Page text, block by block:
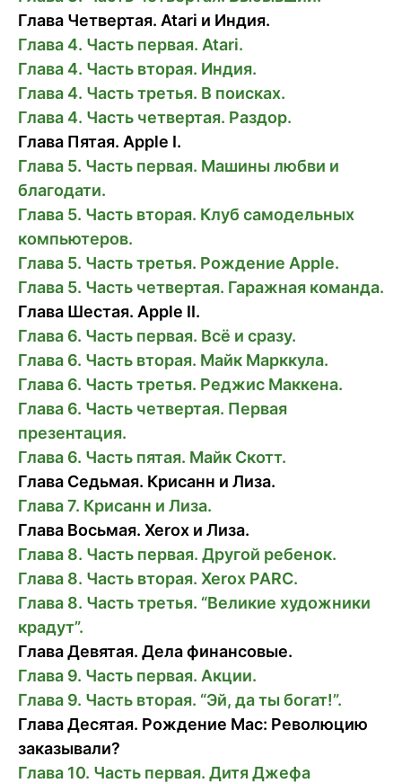
Глава Четвертая. Atari и Индия.
Глава 4. Часть первая. Atari.
Глава 4. Часть вторая. Индия.
Глава 4. Часть третья. В поисках.
Глава 4. Часть четвертая. Раздор.
Глава Пятая. Apple I.
Глава 5. Часть первая. Машины любви и
благодати.
Глава 5. Часть вторая. Клуб самодельных
компьютеров.
Глава 5. Часть третья. Рождение Apple.
Глава 5. Часть четвертая. Гаражная команда.
Глава Шестая. Apple II.
Глава 6. Часть первая. Всё и сразу.
Глава 6. Часть вторая. Майк Марккула.
Глава 6. Часть третья. Реджис Маккена.
Глава 6. Часть четвертая. Первая
презентация.
Глава 6. Часть пятая. Майк Скотт.
Глава Седьмая. Крисанн и Лиза.
Глава 7. Крисанн и Лиза.
Глава Восьмая. Xerox и Лиза.
Глава 8. Часть первая. Другой ребенок.
Глава 8. Часть вторая. Xerox PARC.
Глава 8. Часть третья. “Великие художники
крадут”.
Глава Девятая. Дела финансовые.
Глава 9. Часть первая. Акции.
Глава 9. Часть вторая. “Эй, да ты богат!”.
Глава Деcятая. Рождение Mac: Революцию
заказывали?
Глава 10. Часть первая. Дитя Джефа